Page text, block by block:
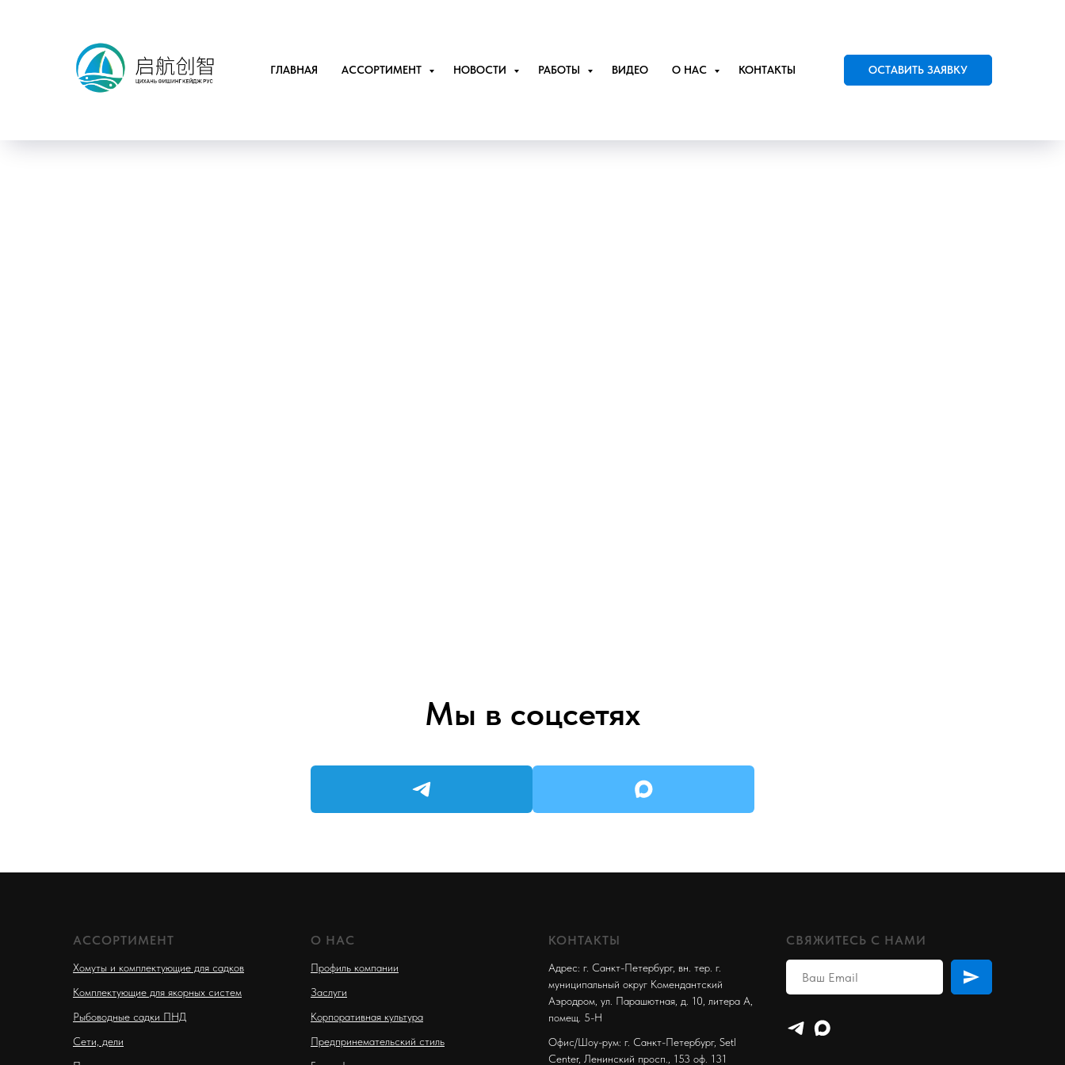
ГЛАВНАЯ АССОРТИМЕНТ НОВОСТИ РАБОТЫ ВИДЕО О НАС КОНТАКТЫ ОСТАВИТЬ ЗАЯВКУ
Мы в соцсетях
АССОРТИМЕНТ
Хомуты и комплектующие для садков
Комплектующие для якорных систем
Рыбоводные садки ПНД
Сети, дели
О НАС
Профиль компании
Заслуги
Корпоративная культура
Предпринемательский стиль
КОНТАКТЫ
Адрес: г. Санкт-Петербург, вн. тер. г.
муниципальный округ Комендантский
Аэродром, ул. Парашютная, д. 10, литера А,
помещ. 5-Н
Офис/Шоу-рум: г. Санкт-Петербург, Setl
Center, Ленинский просп., 153 оф. 131
СВЯЖИТЕСЬ С НАМИ